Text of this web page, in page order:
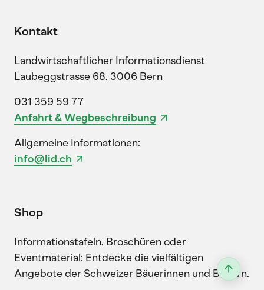
Kontakt
Landwirtschaftlicher Informationsdienst
Laubeggstrasse 68, 3006 Bern
031 359 59 77
Anfahrt & Wegbeschreibung
Allgemeine Informationen:
info@lid.ch
Shop
Informationstafeln, Broschüren oder
Eventmaterial: Entdecke die vielfältigen
Angebote der Schweizer Bäuerinnen und Bauern.